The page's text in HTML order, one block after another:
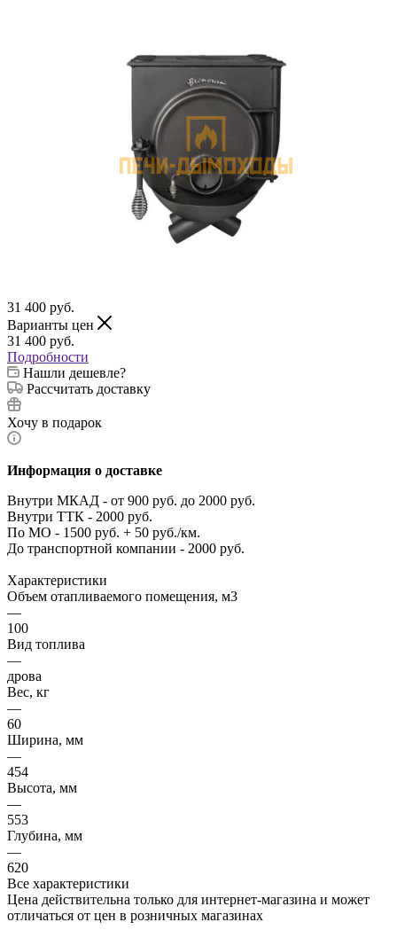
31 400 руб.
Варианты цен
31 400 руб.
Подробности
Нашли дешевле?
Рассчитать доставку
Хочу в подарок
Информация о доставке
Внутри МКАД - от 900 руб. до 2000 руб.
Внутри ТТК - 2000 руб.
По МО - 1500 руб. + 50 руб./км.
До транспортной компании - 2000 руб.
Характеристики
Объем отапливаемого помещения, м3
—
100
Вид топлива
—
дрова
Вес, кг
—
60
Ширина, мм
—
454
Высота, мм
—
553
Глубина, мм
—
620
Все характеристики
Цена действительна только для интернет-магазина и может
отличаться от цен в розничных магазинах